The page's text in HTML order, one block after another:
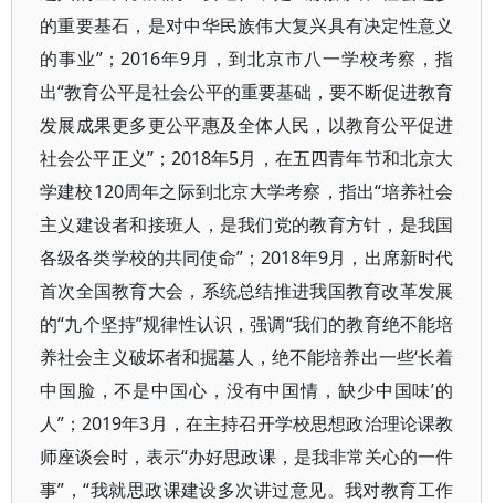
的重要基石，是对中华民族伟大复兴具有决定性意义
的事业”；2016年9月，到北京市八一学校考察，指
出“教育公平是社会公平的重要基础，要不断促进教育
发展成果更多更公平惠及全体人民，以教育公平促进
社会公平正义”；2018年5月，在五四青年节和北京大
学建校120周年之际到北京大学考察，指出“培养社会
主义建设者和接班人，是我们党的教育方针，是我国
各级各类学校的共同使命”；2018年9月，出席新时代
首次全国教育大会，系统总结推进我国教育改革发展
的“九个坚持”规律性认识，强调“我们的教育绝不能培
养社会主义破坏者和掘墓人，绝不能培养出一些‘长着
中国脸，不是中国心，没有中国情，缺少中国味’的
人”；2019年3月，在主持召开学校思想政治理论课教
师座谈会时，表示“办好思政课，是我非常关心的一件
事”，“我就思政课建设多次讲过意见。我对教育工作